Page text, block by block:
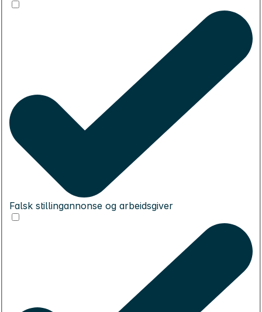
Falsk stillingannonse og arbeidsgiver